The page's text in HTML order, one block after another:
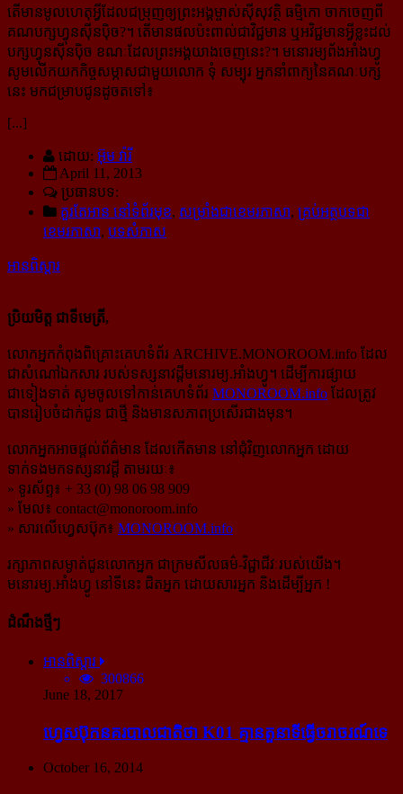
តើមានមូលហេតុអ្វីដែលជម្រុញឲ្យព្រះអង្គម្ចាស់ស៊ីសុវត្ថិ ធម្មិកោ ចាកចេញពី
គណបក្សហ្វុនស៊ីនប៉ិច?។ តើមានផល​ប៉ះពាល់ជាវិជ្ជមាន ឬអវិជ្ជមានអ្វីខ្លះដល់
បក្សហ្វុនស៊ីនប៉ិច ខណៈដែលព្រះអង្គយាងចេញនេះ?។ មនោរម្យព័ងអាំងហ្វូ
សូមលើកយកកិច្ចសម្ភាសជាមួយលោក ទុំ សម្បុរ អ្នកនាំពាក្យនៃគណៈបក្ស
នេះ មកជម្រាបជូនដូចតទៅ៖
[...]
ដោយ: អ៊ុម វ៉ារី
April 11, 2013
ប្រធានបទ:
គួរតែអាន នៅទំព័រមុខ, សម្រាំងជាខេមរភាសា, គ្រប់អត្ថបទជា
ខេមរភាសា, បទសំភាស
អានពិស្ដារ
ប្រិយមិត្ត ជាទីមេត្រី,
លោកអ្នកកំពុងពិគ្រោះគេហទំព័រ ARCHIVE.MONOROOM.info ដែល
ជាសំណៅឯកសារ របស់ទស្សនាវដ្ដីមនោរម្យ.អាំងហ្វូ។ ដើម្បីការផ្សាយ
ជាទៀងទាត់ សូមចូលទៅកាន់​គេហទំព័រ MONOROOM.info ដែលត្រូវ
បានរៀបចំដាក់ជូន ជាថ្មី និងមានសភាពប្រសើរជាងមុន។
លោកអ្នកអាចផ្ដល់ព័ត៌មាន ដែលកើតមាន នៅជុំវិញលោកអ្នក ដោយ
ទាក់ទងមកទស្សនាវដ្ដី តាមរយៈ៖
» ទូរស័ព្ទ៖ + 33 (0) 98 06 98 909
» មែល៖ contact@monoroom.info
» សារលើហ្វេសប៊ុក៖ MONOROOM.info
រក្សាភាពសម្ងាត់ជូនលោកអ្នក ជាក្រមសីលធម៌-​វិជ្ជាជីវៈ​របស់យើង។
មនោរម្យ.អាំងហ្វូ នៅទីនេះ ជិតអ្នក ដោយសារអ្នក និងដើម្បីអ្នក !
ដំណឹងថ្មីៗ
អានពិស្ដារ
300866
June 18, 2017
ហ្វេសប៊ុក​នគរបាល​ជាតិ​ថា K01 គ្មាន​តួនាទី​ធ្វើ​ចរាចរណ៍​ទេ
October 16, 2014